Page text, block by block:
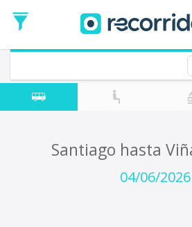
de
Ida
Vuelta (opcional)
Fecha
de
Santiago hasta
04/06/2026